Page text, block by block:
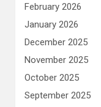
February 2026
January 2026
December 2025
November 2025
October 2025
September 2025